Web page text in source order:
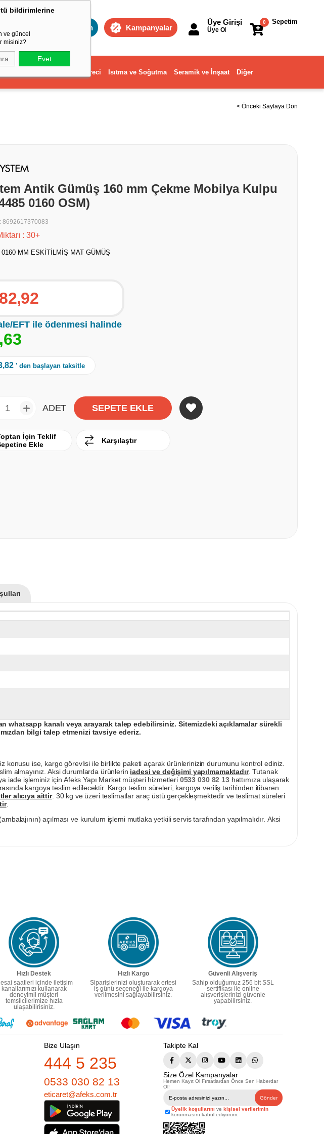
bildirimlerine
ve güncel
misiniz?
Evet
Toptan Kampanyalar
Sepetim
0
Üye Girişi
Üye Ol
Dekorasyon ve Ev Gereci Isıtma ve Soğutma Seramik ve İnşaat Diğer
< Önceki Sayfaya Dön
Antik Gümüş 160 mm Çekme Mobilya Kulpu
0160 OSM)
: 8692617370083
: 30+
MM ESKİTİLMİŞ MAT GÜMÜŞ
EFT ile ödenmesi halinde
,63
' den başlayan taksitle
ADET
İçin Teklif
Ekle
Karşılaştır
whatsapp kanalı veya arayarak talep edebilirsiniz. Sitemizdeki açıklamalar sürekli
bilgi talep etmenizi tavsiye ederiz.
ise, kargo görevlisi ile birlikte paketi açarak ürünlerinizin durumunu kontrol ediniz.
almayınız. Aksi durumlarda ürünlerin iadesi ve değişimi yapılmamaktadır. Tutanak
iade işleminiz için Afeks Yapı Market müşteri hizmetleri 0533 030 82 13hattımıza ulaşarak
kargoya teslim edilecektir. Kargo teslim süreleri, kargoya veriliş tarihinden itibaren
alıcıya aittir. 30 kg ve üzeri teslimatlar araç üstü gerçekleşmektedir ve teslimat süreleri
.
açılması ve kurulum işlemi mutlaka yetkili servis tarafından yapılmalıdır. Aksi
Hızlı Destek
saatleri içinde iletişim
kanallarımızı kullanarak
deneyimli müşteri
temsilcilerimize hızla
ulaşabilirisiniz.
Hızlı Kargo
Siparişlerinizi oluşturarak ertesi
iş günü seçeneği ile kargoya
verilmesini sağlayabilirsiniz.
Güvenli Alışveriş
Sahip olduğumuz 256 bit SSL
sertifikası ile online
alışverişlerinizi güvenle
yapabilirsiniz.
Bize Ulaşın
444 5 235
0533 030 82 13
eticaret@afeks.com.tr
Takipte Kal
Size Özel Kampanyalar
Hemen Kayıt Ol Fırsatlardan Önce Sen Haberdar
Ol!
Gönder
Üyelik koşullarını ve kişisel verilerimin
korunmasını kabul ediyorum.